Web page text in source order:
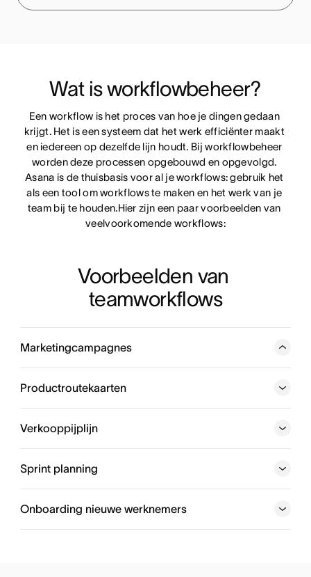
Wat is workflowbeheer?
Een workflow is het proces van hoe je dingen gedaan
krijgt. Het is een systeem dat het werk efficiënter maakt
en iedereen op dezelfde lijn houdt. Bij workflowbeheer
worden deze processen opgebouwd en opgevolgd.
Asana is de thuisbasis voor al je workflows: gebruik het
als een tool om workflows te maken en het werk van je
team bij te houden.Hier zijn een paar voorbeelden van
veelvoorkomende workflows:
Voorbeelden van
teamworkflows
Marketingcampagnes
Beheer en bekijk alle binnenkomende verzoeken, van
creatieve middelen tot bugfixes en wijs ze toe aan leden
Productroutekaarten
Verkooppijplijn
Sprint planning
Onboarding nieuwe werknemers